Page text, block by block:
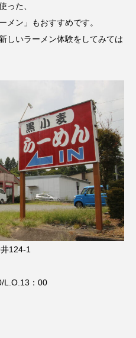
った、
メン」もおすすめです。
しいラーメン体験をしてみては
124-1
：00